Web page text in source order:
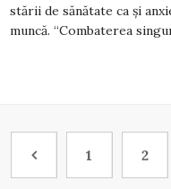
stării de sănătate ca şi
muncă. “Combaterea
1 2